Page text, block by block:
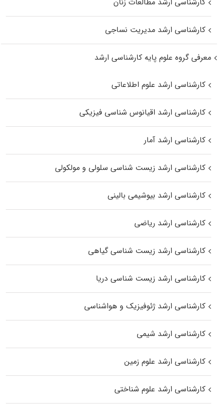
کارشناسی ارشد مدیریت نساجی
معرفی گروه علوم پایه کارشناسی ارشد
کارشناسی ارشد علوم اطلاعاتی
کارشناسی ارشد اقیانوس‌ شناسی فیزیکی
کارشناسی ارشد آمار
کارشناسی ارشد زیست شناسی سلولی و مولکولی
کارشناسی ارشد بیوشیمی بالینی
کارشناسی ارشد ریاضی
کارشناسی ارشد زیست‌ شناسی گیاهی
کارشناسی ارشد زیست‌ شناسی دریا
کارشناسی ارشد ژئوفیزیک و هواشناسی
کارشناسی ارشد شیمی
کارشناسی ارشد علوم زمین
کارشناسی ارشد علوم شناختی